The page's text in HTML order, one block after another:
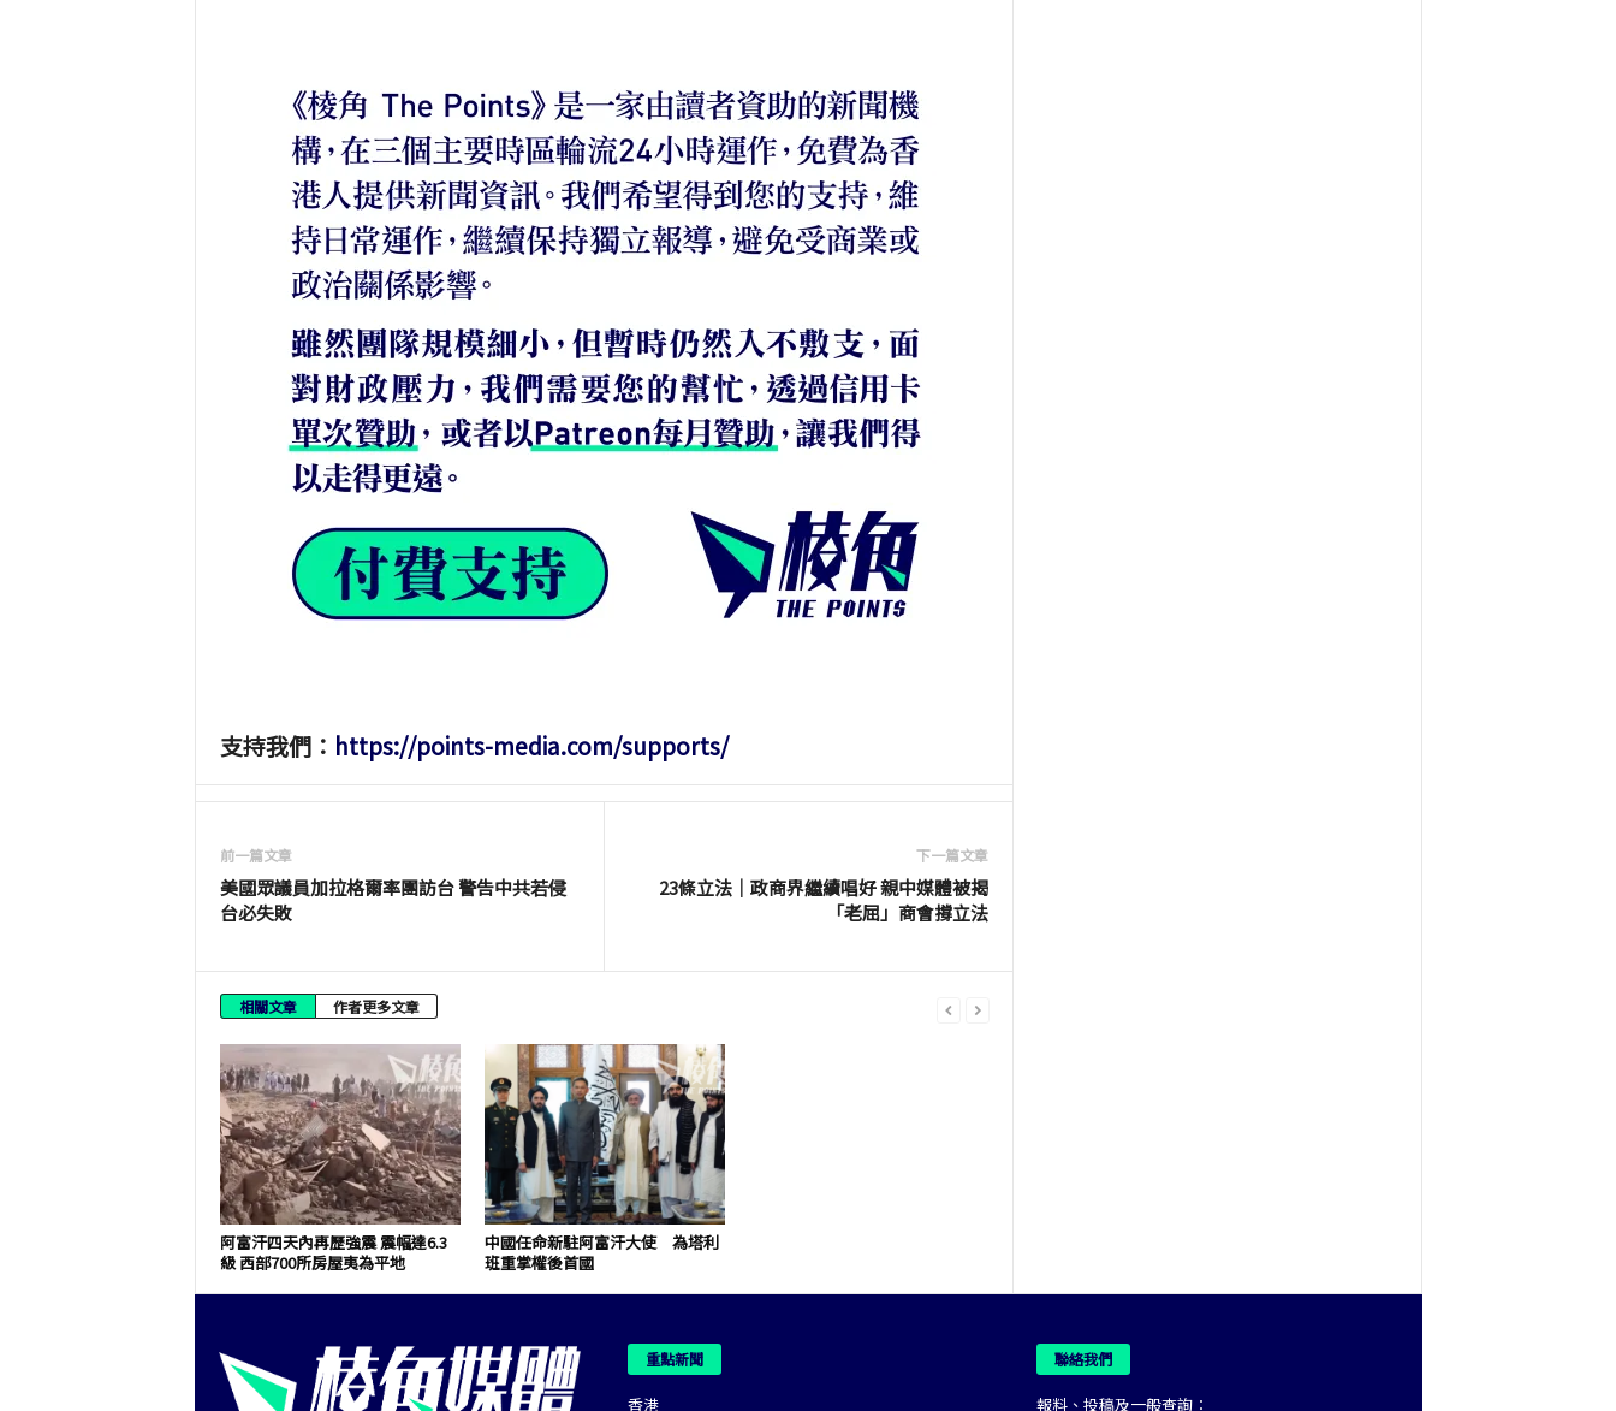
支持我們： https://points-media.com/supports/
前一篇文章
美國眾議員加拉格爾率團訪台 警告中共若侵
台必失敗
下一篇文章
23條立法｜政商界繼續唱好 親中媒體被揭
「老屈」商會撐立法
相關文章 作者更多文章
阿富汗四天內再歷強震 震幅達6.3
級 西部700所房屋夷為平地
中國任命新駐阿富汗大使 為塔利
班重掌權後首國
重點新聞
香港
聯絡我們
報料、投稿及一般查詢：